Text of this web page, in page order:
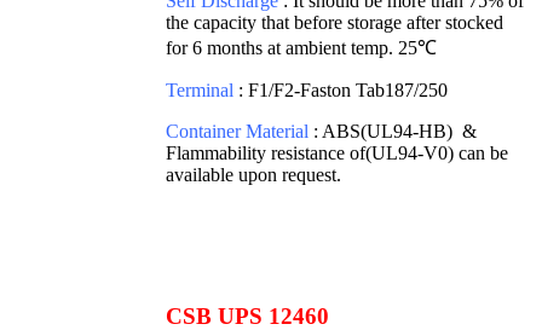
the capacity that before storage after stocked
for 6 months at ambient temp. 25℃
Terminal : F1/F2-Faston Tab187/250
Container Material : ABS(UL94-HB) &
Flammability resistance of(UL94-V0) can be
available upon request.
CSB UPS 12460